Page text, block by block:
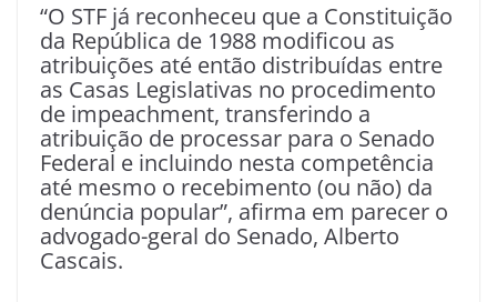
“O STF já reconheceu que a Constituição
da República de 1988 modificou as
atribuições até então distribuídas entre
as Casas Legislativas no procedimento
de impeachment, transferindo a
atribuição de processar para o Senado
Federal e incluindo nesta competência
até mesmo o recebimento (ou não) da
denúncia popular”, afirma em parecer o
advogado-geral do Senado, Alberto
Cascais.